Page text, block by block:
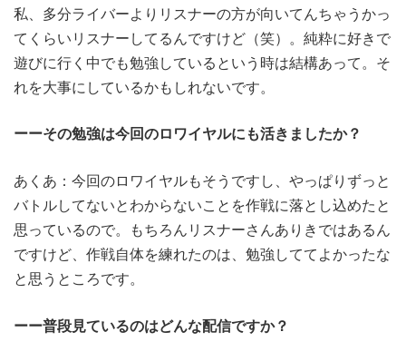
私、多分ライバーよりリスナーの方が向いてんちゃうかっ
てくらいリスナーしてるんですけど（笑）。純粋に好きで
遊びに行く中でも勉強しているという時は結構あって。そ
れを大事にしているかもしれないです。
ーーその勉強は今回のロワイヤルにも活きましたか？
あくあ：今回のロワイヤルもそうですし、やっぱりずっと
バトルしてないとわからないことを作戦に落とし込めたと
思っているので。もちろんリスナーさんありきではあるん
ですけど、作戦自体を練れたのは、勉強しててよかったな
と思うところです。
ーー普段見ているのはどんな配信ですか？